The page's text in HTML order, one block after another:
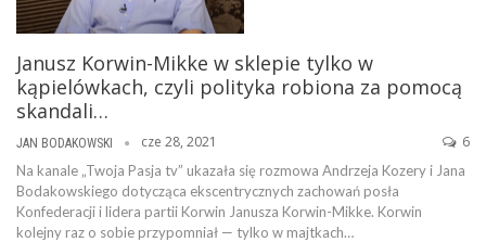
Janusz Korwin-Mikke w sklepie tylko w
kąpielówkach, czyli polityka robiona za pomocą
skandali…
JAN BODAKOWSKI cze 28, 2021 6
Na kanale „Twoja Pasja tv” ukazała się rozmowa Andrzeja Kozery i Jana
Bodakowskiego dotycząca ekscentrycznych zachowań posła
Konfederacji i lidera partii Korwin Janusza Korwin-Mikke. Korwin
kolejny raz o sobie przypomniał — tylko w majtkach…